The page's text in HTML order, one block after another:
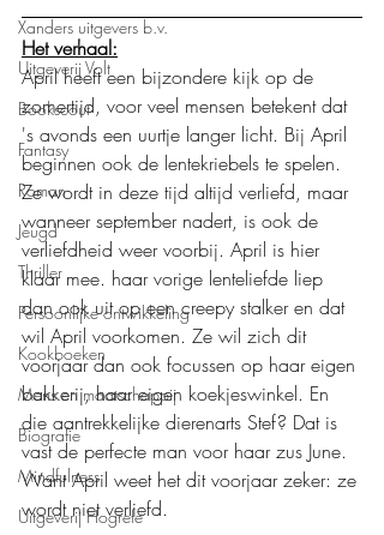
Xanders uitgevers b.v.
Uitgeverij Volt
Bookscout
Fantasy
Roman
Jeugd
Thriller
Persoonlijke ontwikkeling
Kookboeken
Mens en maatschappij
Biografie
Mindfulness
Uitgeverij Hogrefe
Het verhaal:
April heeft een bijzondere kijk op de
zomertijd, voor veel mensen betekent dat
's avonds een uurtje langer licht. Bij April
beginnen ook de lentekriebels te spelen.
Ze wordt in deze tijd altijd verliefd, maar
wanneer september nadert, is ook de
verliefdheid weer voorbij. April is hier
klaar mee. haar vorige lenteliefde liep
dan ook uit op een creepy stalker en dat
wil April voorkomen. Ze wil zich dit
voorjaar dan ook focussen op haar eigen
bakkerij, haar eigen koekjeswinkel. En
die aantrekkelijke dierenarts Stef? Dat is
vast de perfecte man voor haar zus June.
Want April weet het dit voorjaar zeker: ze
wordt niet verliefd.